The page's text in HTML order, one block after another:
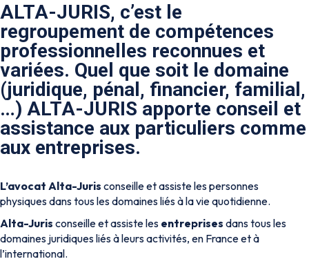
ALTA-JURIS, c’est le
regroupement de compétences
professionnelles reconnues et
variées. Quel que soit le domaine
(juridique, pénal, financier, familial,
…) ALTA-JURIS apporte conseil et
assistance aux particuliers comme
aux entreprises.
L’avocat Alta-Juris conseille et assiste les personnes
physiques dans tous les domaines liés à la vie quotidienne.
Alta-Juris conseille et assiste les entreprises dans tous les
domaines juridiques liés à leurs activités, en France et à
l’international.